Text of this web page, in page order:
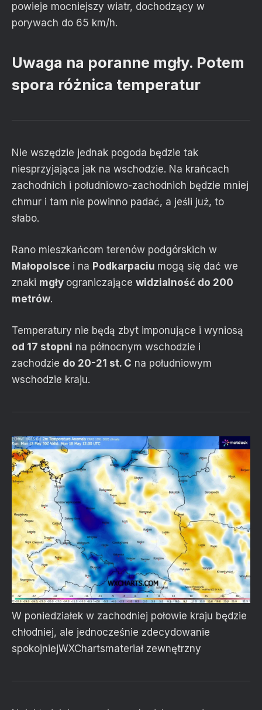
powieje mocniejszy wiatr, dochodzący w
porywach do 65 km/h.
Uwaga na poranne mgły. Potem
spora różnica temperatur
Nie wszędzie jednak pogoda będzie tak
niesprzyjająca jak na wschodzie. Na krańcach
zachodnich i południowo-zachodnich będzie mniej
chmur i tam nie powinno padać, a jeśli już, to
słabo.
Rano mieszkańcom terenów podgórskich w
Małopolsce i na Podkarpaciu mogą się dać we
znaki mgły ograniczające widzialność do 200
metrów.
Temperatury nie będą zbyt imponujące i wyniosą
od 17 stopni na północnym wschodzie i
zachodzie do 20-21 st. C na południowym
wschodzie kraju.
W poniedziałek w zachodniej połowie kraju będzie
chłodniej, ale jednocześnie zdecydowanie
spokojniejWXChartsmateriał zewnętrzny